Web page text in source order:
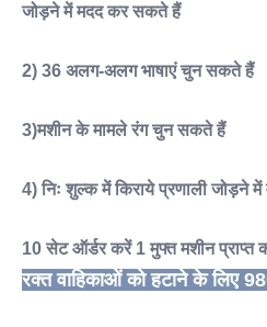
जोड़ने में मदद कर सकते हैं
2) 36 अलग-अलग भाषाएं चुन सकते हैं
3)मशीन के मामले रंग चुन सकते हैं
4) निः शुल्क में किराये प्रणाली जोड़ने में
10 सेट ऑर्डर करें 1 मुफ्त मशीन प्राप्त
रक्त वाहिकाओं को हटाने के लिए